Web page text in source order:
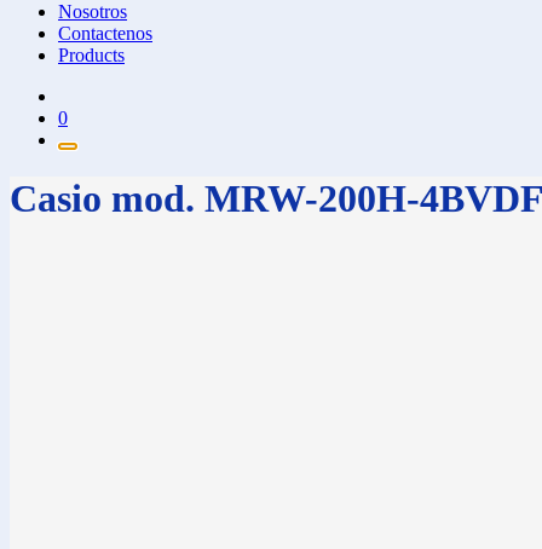
Nosotros
Contactenos
Products
0
Casio mod. MRW-200H-